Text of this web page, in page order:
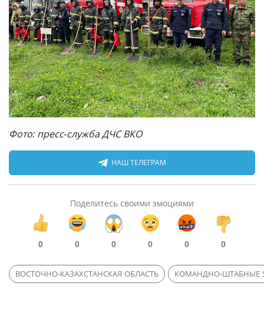
Фото: пресс-служба ДЧС ВКО
НАШ ТЕЛЕГРАМ
Поделитесь своими эмоциями
0 0 0 0 0 0
ВОСТОЧНО-КАЗАХСТАНСКАЯ ОБЛАСТЬ КОМАНДНО-ШТАБНЫЕ